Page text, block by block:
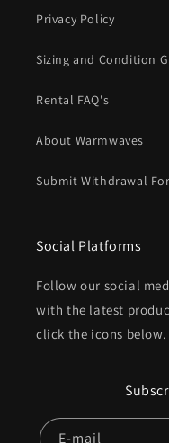
Privacy Policy
Sizing and Condition
Rental FAQ's
About Warmwaves
Submit Withdrawal
Social Platforms
Follow our social
with the latest
click the icons below.
E-mail